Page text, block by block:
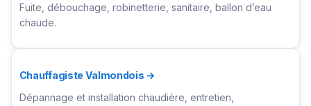
Fuite, débouchage, robinetterie, sanitaire, ballon d’eau
chaude.
Chauffagiste Valmondois →
Dépannage et installation chaudière, entretien,